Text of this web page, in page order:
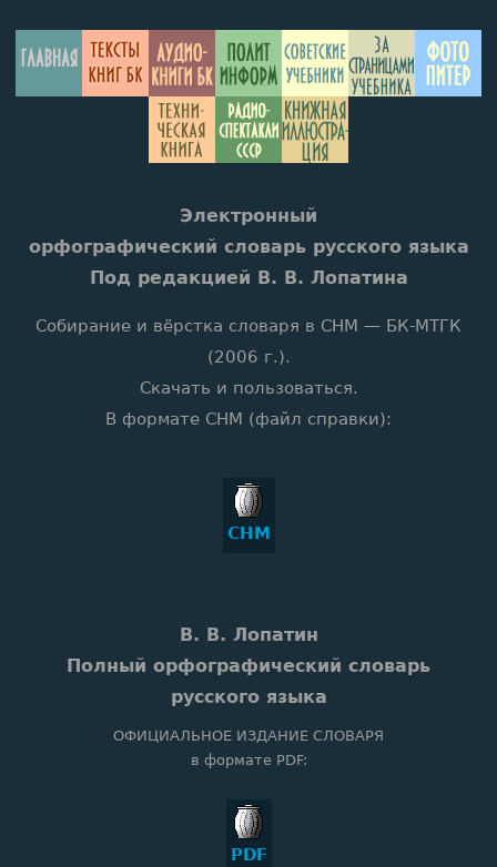
Электронный
орфографический словарь русского языка
Под редакцией В. В. Лопатина
Собирание и вёрстка словаря в CHM — БК-МТГК
(2006 г.).
Скачать и пользоваться.
В формате CHM (файл справки):
CHM
В. В. Лопатин
Полный орфографический словарь
русского языка
ОФИЦИАЛЬНОЕ ИЗДАНИЕ СЛОВАРЯ
в формате PDF:
PDF